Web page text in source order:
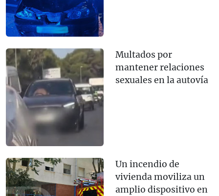
Multados por
mantener relaciones
sexuales en la autovía
Un incendio de
vivienda moviliza un
amplio dispositivo en